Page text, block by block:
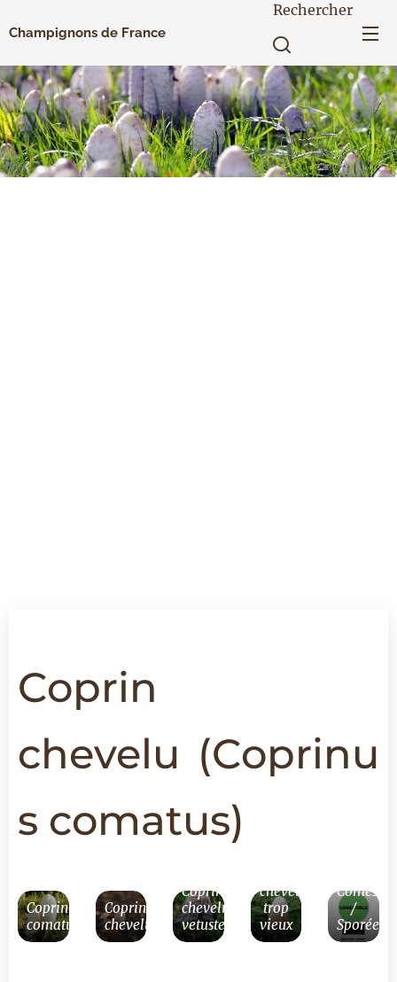
Champignons de France
Rechercher
Coprin
chevelu (Coprinu
s comatus)
Coprinus
comatus
Coprin
chevelu
Coprin
chevelu
vetuste
chevelu
trop
vieux
/
Sporée